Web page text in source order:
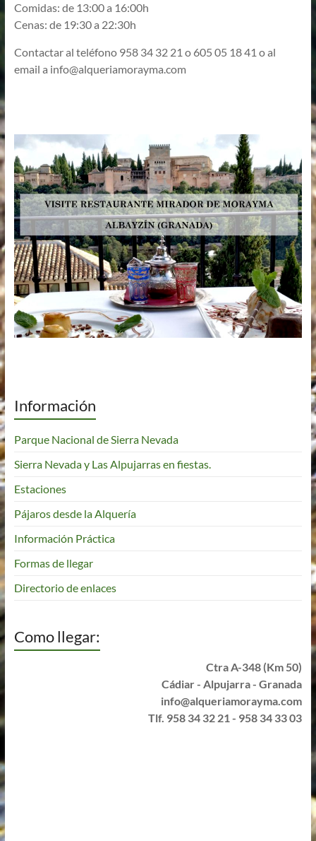
Comidas: de 13:00 a 16:00h
Cenas: de 19:30 a 22:30h
Contactar al teléfono 958 34 32 21 o 605 05 18 41 o al
email a info@alqueriamorayma.com
Información
Parque Nacional de Sierra Nevada
Sierra Nevada y Las Alpujarras en fiestas.
Estaciones
Pájaros desde la Alquería
Información Práctica
Formas de llegar
Directorio de enlaces
Como llegar:
Ctra A-348 (Km 50)
Cádiar - Alpujarra - Granada
info@alqueriamorayma.com
Tlf. 958 34 32 21 - 958 34 33 03